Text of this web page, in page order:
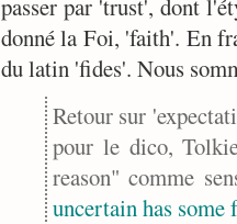
passer par 'trust', dont
donné la Foi, 'faith'. En
du latin 'fides'. Nous
Retour sur
pour le dico,
reason" comme
uncertain has